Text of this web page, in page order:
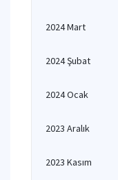
2024 Mart
2024 Şubat
2024 Ocak
2023 Aralık
2023 Kasım